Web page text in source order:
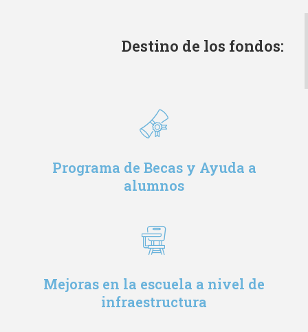
Destino de los fondos:
Programa de Becas y Ayuda a
alumnos
Mejoras en la escuela a nivel de
infraestructura